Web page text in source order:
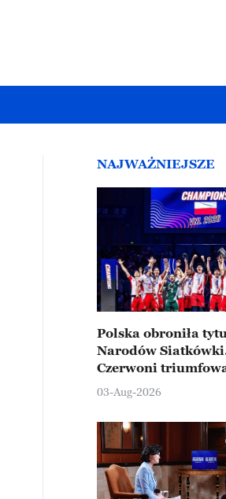
NAJWAŻNIEJSZE
Polska obroniła
Narodów
Czerwoni
Ningbo
03-Aug-2026